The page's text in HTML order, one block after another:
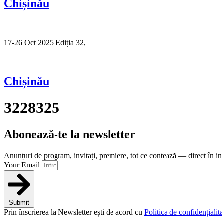
Chișinău
17-26 Oct 2025 Ediția 32,
Chișinău
3228325
Abonează-te la newsletter
Anunțuri de program, invitați, premiere, tot ce contează — direct în
Your Email
Submit
Prin înscrierea la Newsletter ești de acord cu Politica de